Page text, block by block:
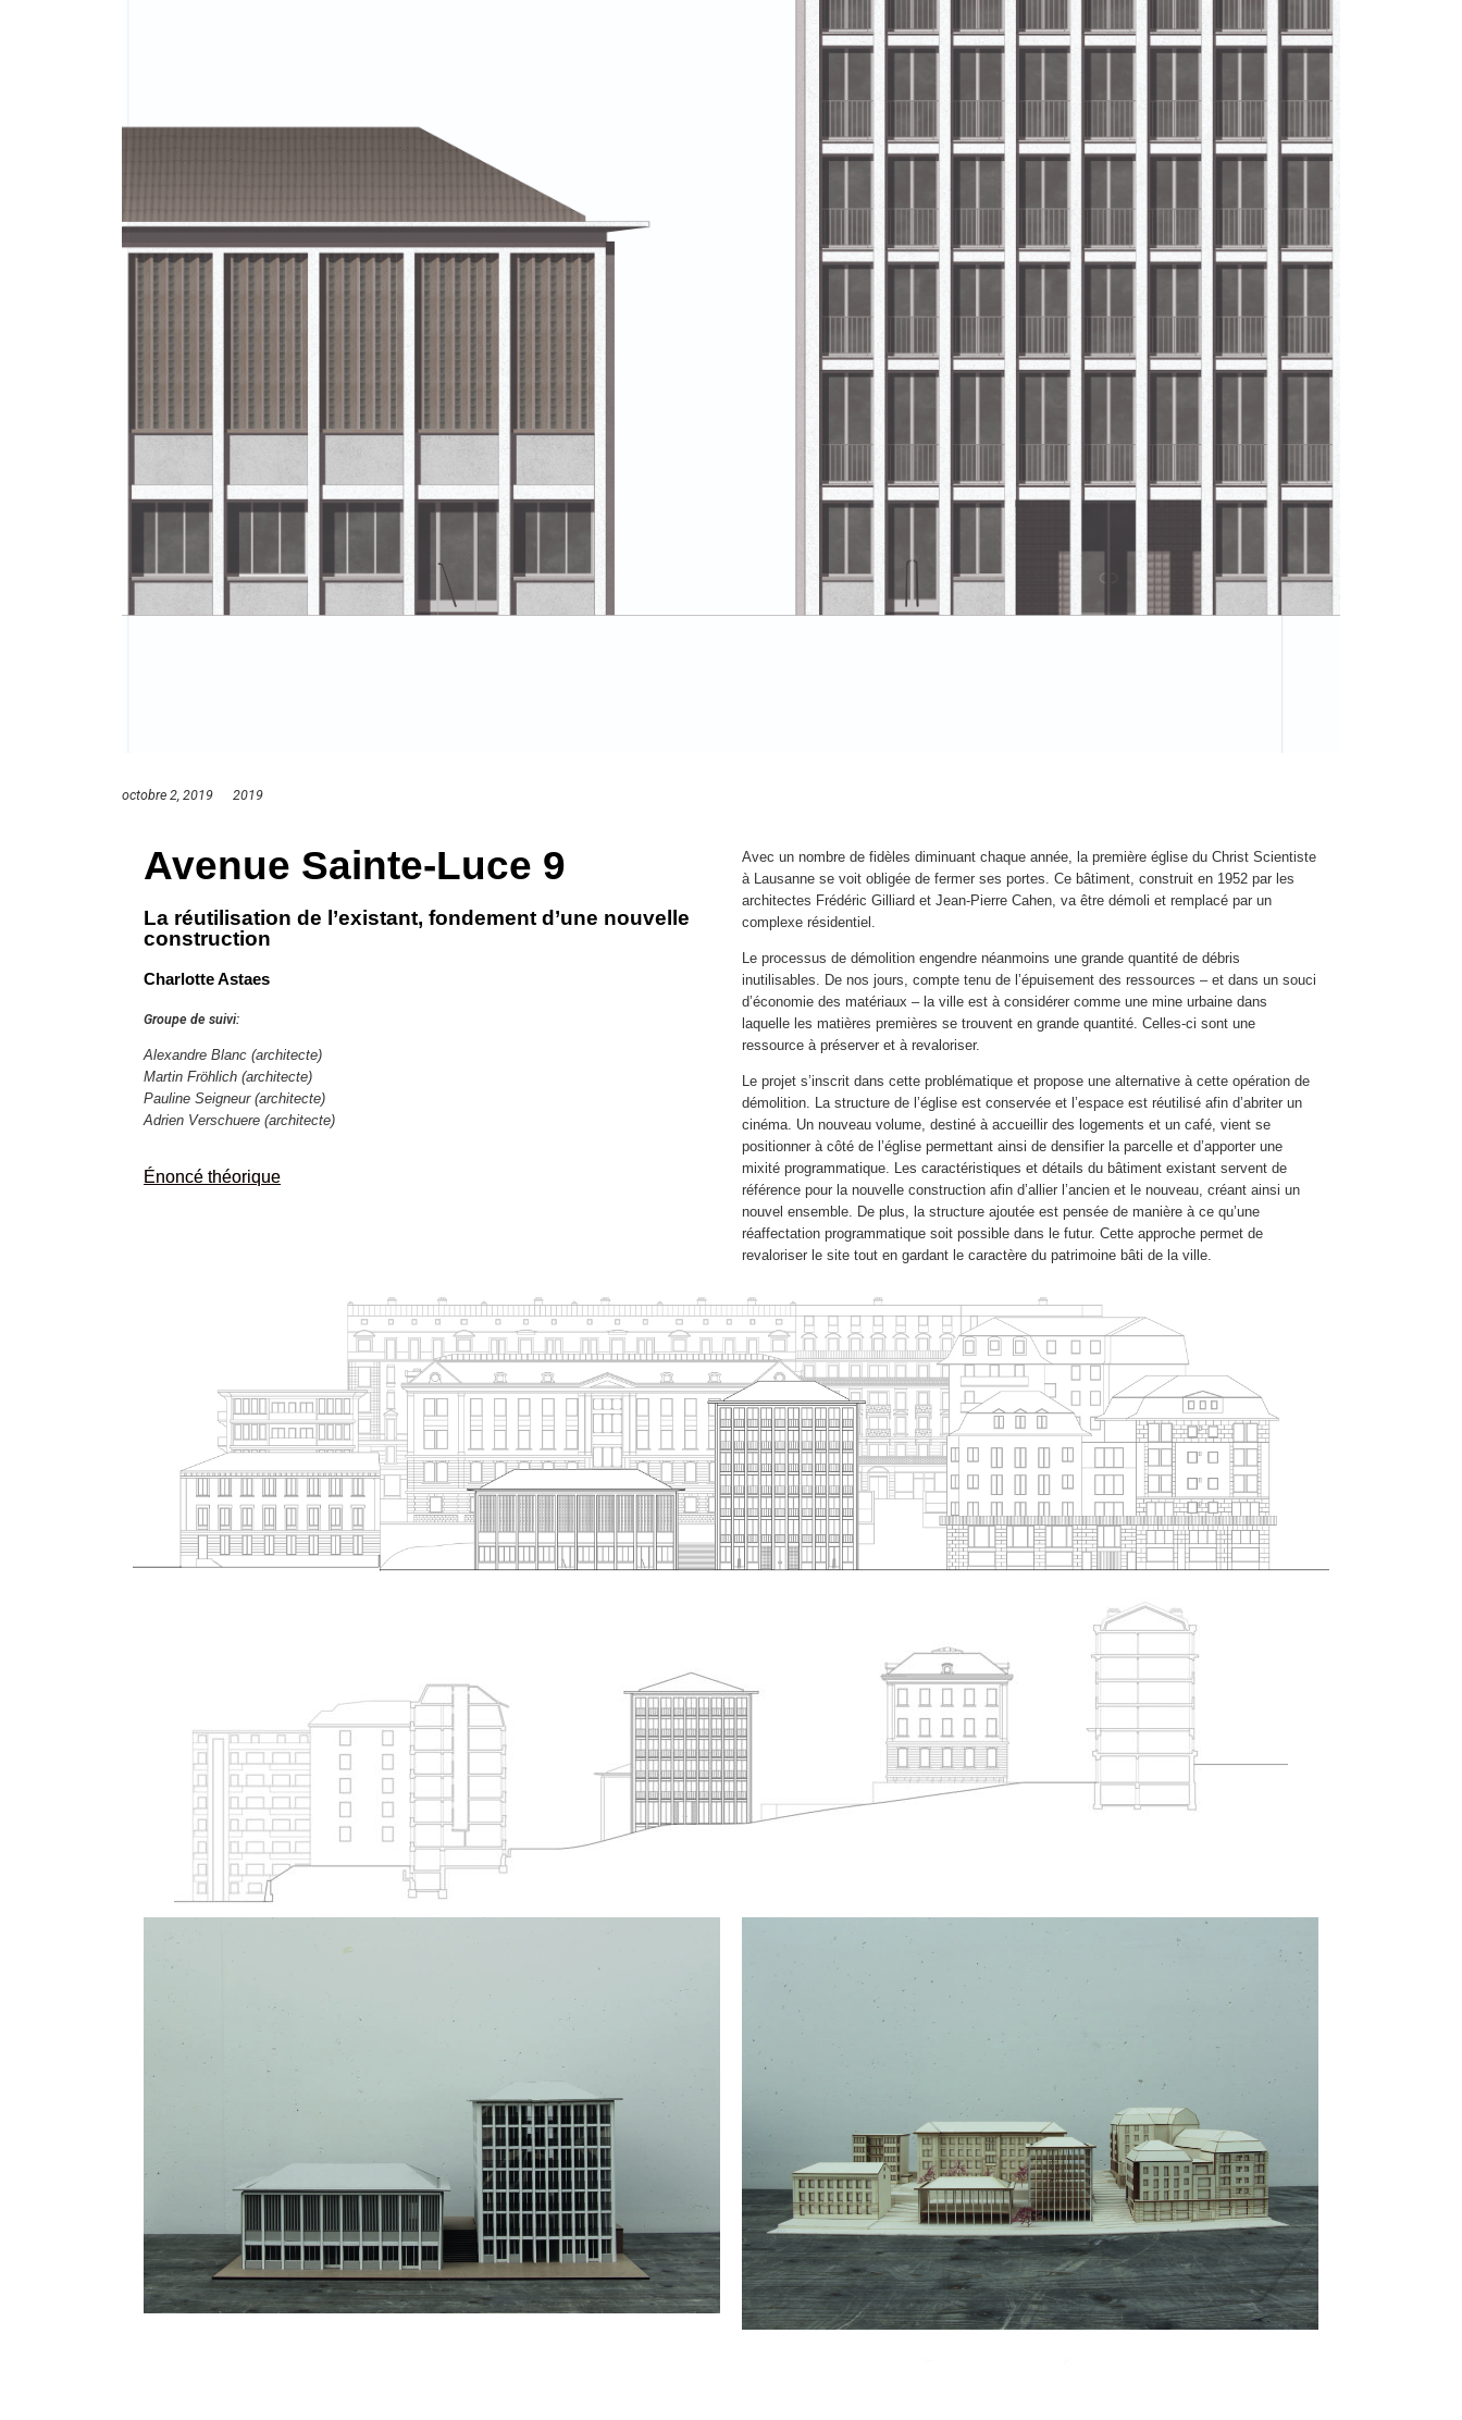
octobre 2, 2019 2019
Avenue Sainte-Luce 9
La réutilisation de l’existant, fondement d’une nouvelle
construction
Charlotte Astaes
Groupe de suivi:
Alexandre Blanc (architecte)
Martin Fröhlich (architecte)
Pauline Seigneur (architecte)
Adrien Verschuere (architecte)
Énoncé théorique
Avec un nombre de fidèles diminuant chaque année, la première église du Christ Scientiste
à Lausanne se voit obligée de fermer ses portes. Ce bâtiment, construit en 1952 par les
architectes Frédéric Gilliard et Jean-Pierre Cahen, va être démoli et remplacé par un
complexe résidentiel.
Le processus de démolition engendre néanmoins une grande quantité de débris
inutilisables. De nos jours, compte tenu de l’épuisement des ressources – et dans un souci
d’économie des matériaux – la ville est à considérer comme une mine urbaine dans
laquelle les matières premières se trouvent en grande quantité. Celles-ci sont une
ressource à préserver et à revaloriser.
Le projet s’inscrit dans cette problématique et propose une alternative à cette opération de
démolition. La structure de l’église est conservée et l’espace est réutilisé afin d’abriter un
cinéma. Un nouveau volume, destiné à accueillir des logements et un café, vient se
positionner à côté de l’église permettant ainsi de densifier la parcelle et d’apporter une
mixité programmatique. Les caractéristiques et détails du bâtiment existant servent de
référence pour la nouvelle construction afin d’allier l’ancien et le nouveau, créant ainsi un
nouvel ensemble. De plus, la structure ajoutée est pensée de manière à ce qu’une
réaffectation programmatique soit possible dans le futur. Cette approche permet de
revaloriser le site tout en gardant le caractère du patrimoine bâti de la ville.